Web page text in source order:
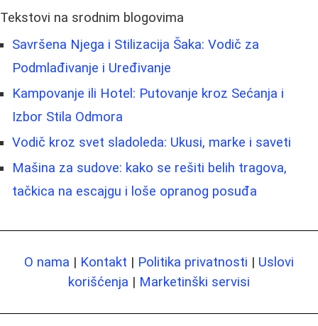
Tekstovi na srodnim blogovima
Savršena Njega i Stilizacija Šaka: Vodič za
Podmlađivanje i Uređivanje
Kampovanje ili Hotel: Putovanje kroz Sećanja i
Izbor Stila Odmora
Vodič kroz svet sladoleda: Ukusi, marke i saveti
Mašina za sudove: kako se rešiti belih tragova,
tačkica na escajgu i loše opranog posuđa
O nama | Kontakt | Politika privatnosti | Uslovi
korišćenja | Marketinški servisi